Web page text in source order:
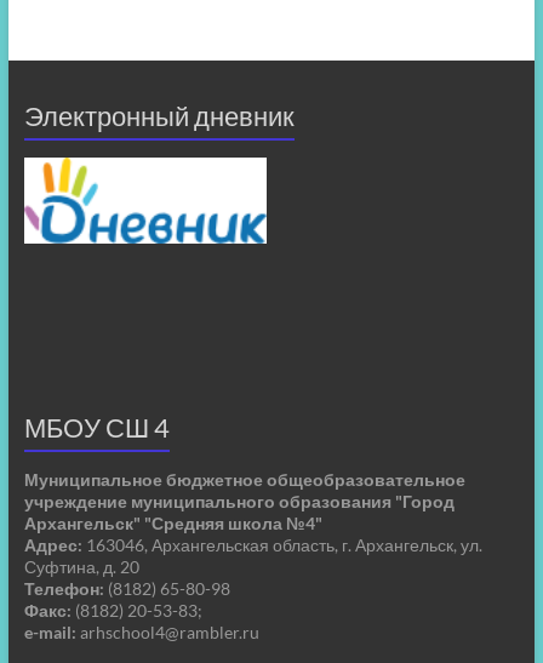
Электронный дневник
МБОУ СШ 4
Муниципальное бюджетное общеобразовательное
учреждение муниципального образования "Город
Архангельск" "Средняя школа №4"
Адрес: 163046, Архангельская область, г. Архангельск, ул.
Суфтина, д. 20
Телефон: (8182) 65-80-98
Факс: (8182) 20-53-83;
e-mail: arhschool4@rambler.ru